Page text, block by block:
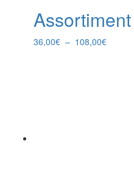
36,00€ – 108,00€Plage